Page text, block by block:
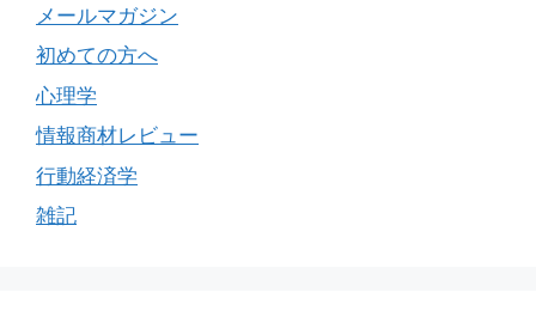
メールマガジン
初めての方へ
心理学
情報商材レビュー
行動経済学
雑記